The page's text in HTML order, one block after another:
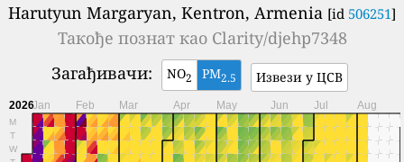
Harutyun Margaryan, Kentron, Armenia [id 506251]
Такође познат каоClarity/djehp7348
Загађивачи:
NO2 PM2.5 Извези у ЦСВ
2026
M
T
W
Jan Feb Mar Apr May Jun Jul Aug